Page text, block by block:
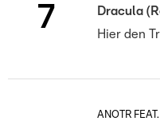
7
Dracula
Hier den
ANOTR